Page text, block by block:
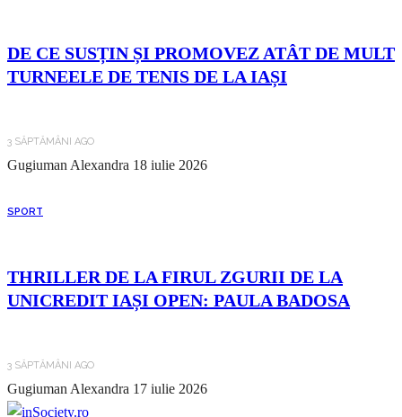
DE CE SUSȚIN ȘI PROMOVEZ ATÂT DE MULT
TURNEELE DE TENIS DE LA IAȘI
3 SĂPTĂMÂNI AGO
Gugiuman Alexandra 18 iulie 2026
SPORT
THRILLER DE LA FIRUL ZGURII DE LA
UNICREDIT IAȘI OPEN: PAULA BADOSA
3 SĂPTĂMÂNI AGO
Gugiuman Alexandra 17 iulie 2026